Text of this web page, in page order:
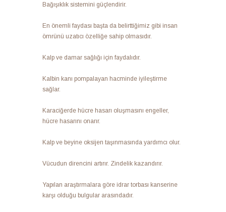
Bağışıklık sistemini güçlendirir.
En önemli faydası başta da belirttiğimiz gibi insan
ömrünü uzatıcı özelliğe sahip olmasıdır.
Kalp ve damar sağlığı için faydalıdır.
Kalbin kanı pompalayan hacminde iyileştirme
sağlar.
Karaciğerde hücre hasarı oluşmasını engeller,
hücre hasarını onarır.
Kalp ve beyine oksijen taşınmasında yardımcı olur.
Vücudun direncini artırır. Zindelik kazandırır.
Yapılan araştırmalara göre idrar torbası kanserine
karşı olduğu bulgular arasındadır.